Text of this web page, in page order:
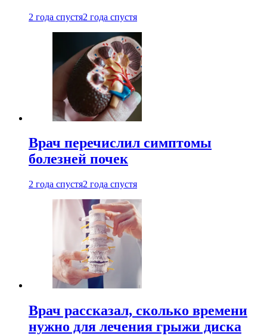
2 года спустя2 года спустя
Врач перечислил симптомы
болезней почек
2 года спустя2 года спустя
Врач рассказал, сколько времени
нужно для лечения грыжи диска